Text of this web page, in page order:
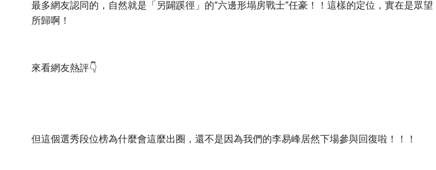
最多網友認同的，自然就是「另闢蹊徑」的“六邊形塌房戰士”任豪！！這樣的定位，實在是眾望
所歸啊！
來看網友熱評👇
但這個選秀段位榜為什麼會這麼出圈，還不是因為我們的李易峰居然下場參與回復啦！！！